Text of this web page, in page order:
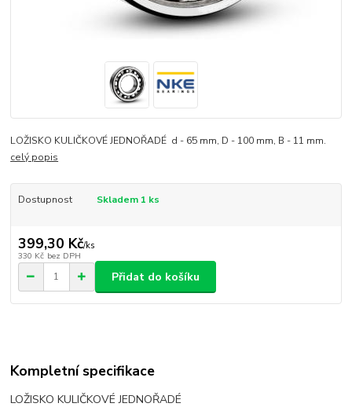
LOŽISKO KULIČKOVÉ JEDNOŘADÉ d - 65 mm, D - 100 mm, B - 11 mm.
celý popis
Dostupnost Skladem 1 ks
399,30 Kč/ks
330 Kč bez DPH
Přidat do košíku
Kompletní specifikace
LOŽISKO KULIČKOVÉ JEDNOŘADÉ